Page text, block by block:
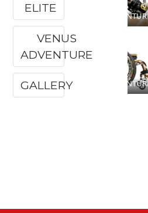
ELITE
VENUS
ADVENTURE
GALLERY
VENUS
VENUS